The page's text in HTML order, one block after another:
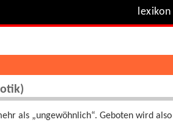
lexikon
als „ungewöhnlich“. Geboten wird